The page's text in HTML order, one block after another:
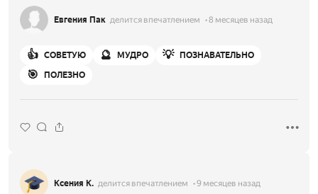
Евгения Пак делится впечатлением 8 месяцев назад
👍 СОВЕТУЮ 🔮 МУДРО 💡 ПОЗНАВАТЕЛЬНО
🎯 ПОЛЕЗНО
Ксения К. делится впечатлением 9 месяцев назад